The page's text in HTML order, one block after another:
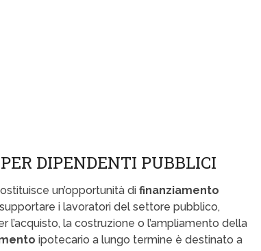
DIPENDENTI PUBBLICI
un’opportunità di finanziamento
i lavoratori del settore pubblico,
la costruzione o l’ampliamento della
ipotecario a lungo termine è destinato a